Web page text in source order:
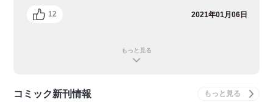
12 2021年01月06日
もっと見る
コミック新刊情報